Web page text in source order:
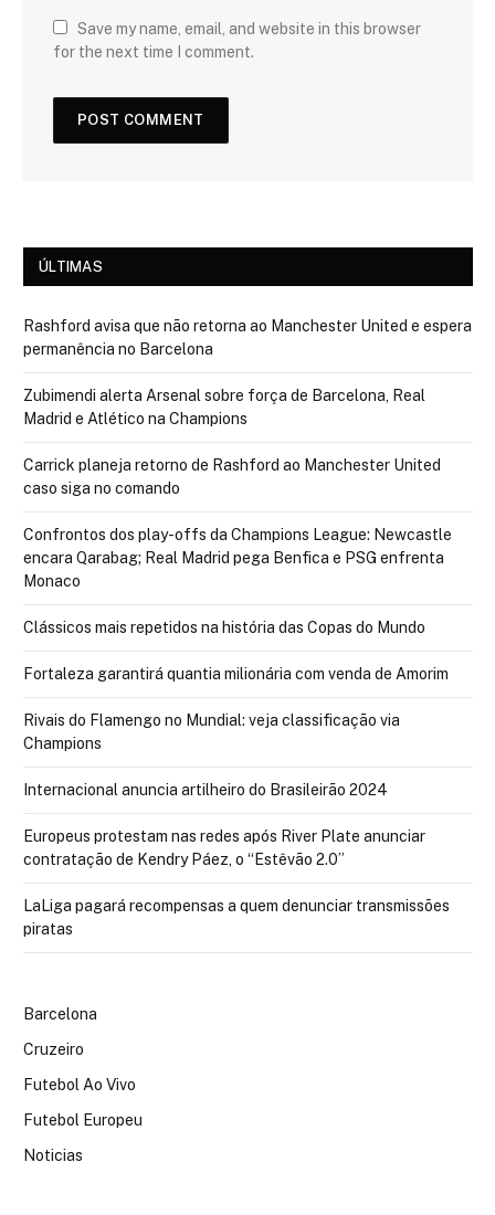
Save my name, email, and website in this browser
for the next time I comment.
ÚLTIMAS
Rashford avisa que não retorna ao Manchester United e espera
permanência no Barcelona
Zubimendi alerta Arsenal sobre força de Barcelona, Real
Madrid e Atlético na Champions
Carrick planeja retorno de Rashford ao Manchester United
caso siga no comando
Confrontos dos play-offs da Champions League: Newcastle
encara Qarabag; Real Madrid pega Benfica e PSG enfrenta
Monaco
Clássicos mais repetidos na história das Copas do Mundo
Fortaleza garantirá quantia milionária com venda de Amorim
Rivais do Flamengo no Mundial: veja classificação via
Champions
Internacional anuncia artilheiro do Brasileirão 2024
Europeus protestam nas redes após River Plate anunciar
contratação de Kendry Páez, o “Estêvão 2.0”
LaLiga pagará recompensas a quem denunciar transmissões
piratas
Barcelona
Cruzeiro
Futebol Ao Vivo
Futebol Europeu
Noticias